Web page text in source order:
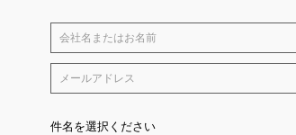
件名を選択ください